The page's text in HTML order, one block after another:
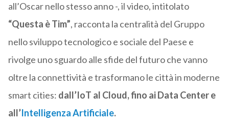
all’Oscar nello stesso anno -, il video, intitolato
“Questa è Tim”, racconta la centralità del Gruppo
nello sviluppo tecnologico e sociale del Paese e
rivolge uno sguardo alle sfide del futuro che vanno
oltre la connettività e trasformano le città in moderne
smart cities: dall’IoT al Cloud, fino ai Data Center e
all’Intelligenza Artificiale.